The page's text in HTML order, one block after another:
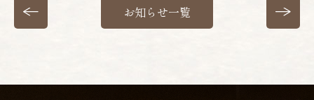
お知らせ一覧